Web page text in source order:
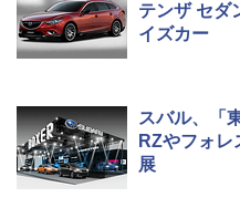
テンザ セダ
イズカー
スバル、「
RZやフォレ
展